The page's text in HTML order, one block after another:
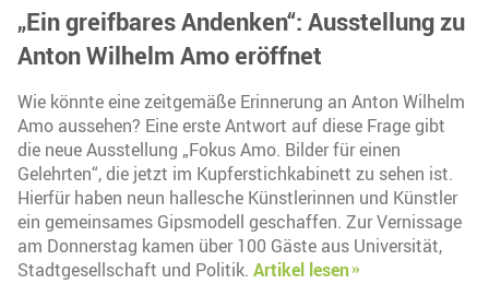
„Ein greifbares Andenken“: Ausstellung zu
Anton Wilhelm Amo eröffnet
Wie könnte eine zeitgemäße Erinnerung an Anton Wilhelm
Amo aussehen? Eine erste Antwort auf diese Frage gibt
die neue Ausstellung „Fokus Amo. Bilder für einen
Gelehrten“, die jetzt im Kupferstichkabinett zu sehen ist.
Hierfür haben neun hallesche Künstlerinnen und Künstler
ein gemeinsames Gipsmodell geschaffen. Zur Vernissage
am Donnerstag kamen über 100 Gäste aus Universität,
Stadtgesellschaft und Politik. Artikel lesen